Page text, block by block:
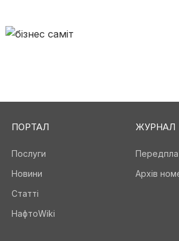
ПОРТАЛ
Послуги
Новини
Статті
НафтоWiki
ЖУРНАЛ
Архів